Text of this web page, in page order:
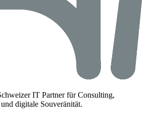
IT Partner für Consulting,
digitale Souveränität.